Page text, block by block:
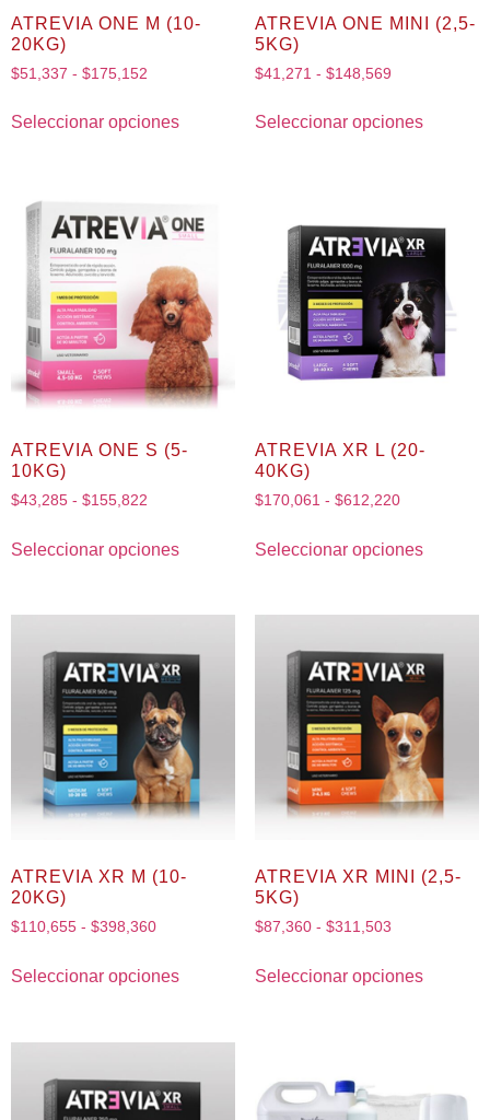
ATREVIA ONE M (10-
20KG)
$51,337 - $175,152
Seleccionar opciones
ATREVIA ONE MINI (2,5-
5KG)
$41,271 - $148,569
Seleccionar opciones
ATREVIA ONE S (5-
10KG)
$43,285 - $155,822
Seleccionar opciones
ATREVIA XR L (20-
40KG)
$170,061 - $612,220
Seleccionar opciones
ATREVIA XR M (10-
20KG)
$110,655 - $398,360
Seleccionar opciones
ATREVIA XR MINI (2,5-
5KG)
$87,360 - $311,503
Seleccionar opciones